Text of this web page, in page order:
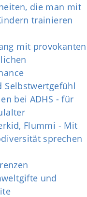
die man mit
trainieren
mit provokanten
Selbstwertgefühl
bei ADHS - für
Flummi - Mit
sprechen
und